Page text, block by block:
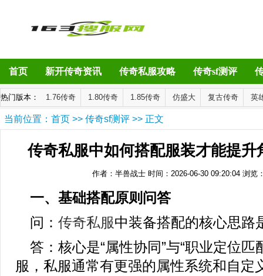
首页 新开传奇资讯 传奇私服攻略 传奇sf测评
热门版本： 1.76传奇 1.80传奇 1.85传奇 仿盛大 复古传奇 英
当前位置： 首页 >> 传奇sf测评 >> 正文
传奇私服中如何搭配服装才能提升
作者：半兽战士 时间：2026-06-30 09:20:04 浏览
一、基础搭配原则问答
问： 传奇私服中装备搭配的核心思路
答：核心是“属性协同”与“职业定位匹
服，私服通常有更强的属性系统和自定